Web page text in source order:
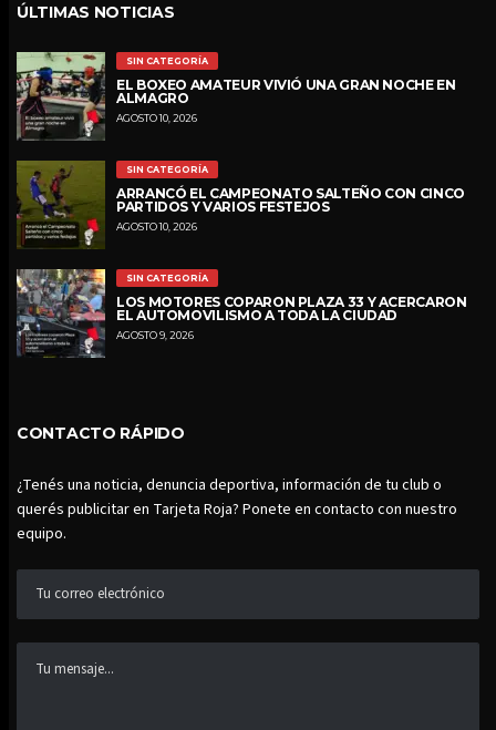
ÚLTIMAS NOTICIAS
SIN CATEGORÍA
EL BOXEO AMATEUR VIVIÓ UNA GRAN NOCHE EN
ALMAGRO
AGOSTO 10, 2026
SIN CATEGORÍA
ARRANCÓ EL CAMPEONATO SALTEÑO CON CINCO
PARTIDOS Y VARIOS FESTEJOS
AGOSTO 10, 2026
SIN CATEGORÍA
LOS MOTORES COPARON PLAZA 33 Y ACERCARON
EL AUTOMOVILISMO A TODA LA CIUDAD
AGOSTO 9, 2026
CONTACTO RÁPIDO
¿Tenés una noticia, denuncia deportiva, información de tu club o
querés publicitar en Tarjeta Roja? Ponete en contacto con nuestro
equipo.